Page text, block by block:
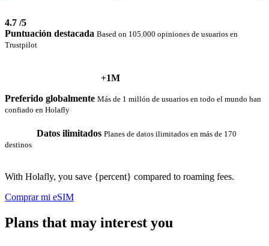
4.7 /5
Puntuación destacada Based on 105.000 opiniones de usuarios en
Trustpilot
+1M
Preferido globalmente Más de 1 millón de usuarios en todo el mundo han
confiado en Holafly
Datos ilimitados Planes de datos ilimitados en más de 170
destinos
With Holafly, you save {percent} compared to roaming fees.
Comprar mi eSIM
Plans that may interest you